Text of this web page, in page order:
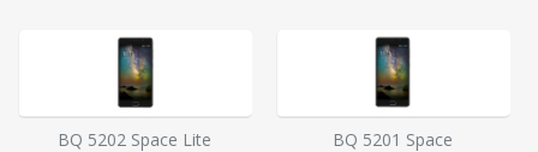
BQ 5202 Space Lite BQ 5201 Space